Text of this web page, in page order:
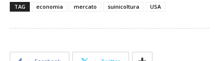
TAG economia mercato suinicoltura USA